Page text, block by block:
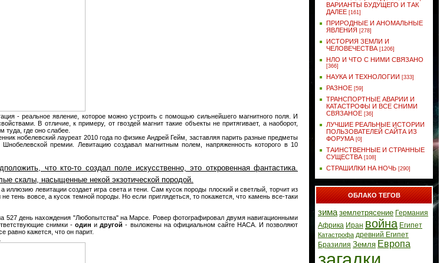
- реальное явление, которое можно устроить с помощью сильнейшего магнитного поля. И
В отличие, к примеру, от гвоздей магнит такие объекты не притягивает, а наоборот,
туда, где оно слабее.
нобелевский лауреат 2010 года по физике Андрей Гейм, заставляя парить разные предметы
премии. Левитацию создавал магнитным полем, напряженность которого в 10
что кто-то создал поле искусственно, это откровенная фантастика.
скалы, насыщенные некой экзотической породой.
иллюзию левитации создает игра света и тени. Сам кусок породы плоский и светлый, торчит из
тень вовсе, а кусок темной породы. Но если приглядеться, то покажется, что камень все-таки
день нахождения "Любопытства" на Марсе. Ровер фотографировал двумя навигационными
снимки -один и другой - выложены на официальном сайте НАСА. И позволяют
равно кажется, что он парит.
ВАРИАНТЫ БУДУЩЕГО И ТАК
ДАЛЕЕ [161]
ПРИРОДНЫЕ И АНОМАЛЬНЫЕ
ЯВЛЕНИЯ [278]
ИСТОРИЯ ЗЕМЛИ И
ЧЕЛОВЕЧЕСТВА [1206]
НЛО И ЧТО С НИМИ СВЯЗАНО
[366]
НАУКА И ТЕХНОЛОГИИ [333]
РАЗНОЕ [59]
ТРАНСПОРТНЫЕ АВАРИИ И
КАТАСТРОФЫ И ВСЕ СНИМИ
СВЯЗАНОЕ [36]
ЛУЧШИЕ РЕАЛЬНЫЕ ИСТОРИИ
ПОЛЬЗОВАТЕЛЕЙ САЙТА ИЗ
ФОРУМА [0]
ТАИНСТВЕННЫЕ И СТРАННЫЕ
СУЩЕСТВА [108]
СТРАШИЛКИ НА НОЧЬ [290]
ОБЛАКО ТЕГОВ
зима землетрясение Германия
Африка Иран война Египет
Катастрофа древний Египет
Бразилия Земля Европа